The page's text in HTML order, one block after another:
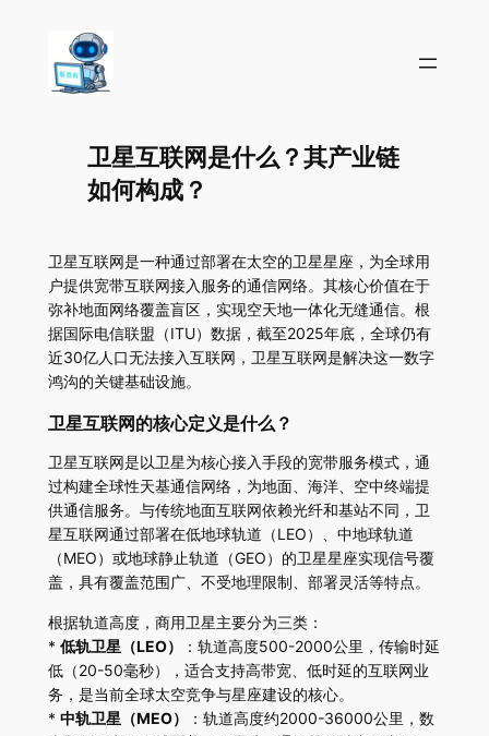
卫星互联网是什么？其产业链
如何构成？
卫星互联网是一种通过部署在太空的卫星星座，为全球用
户提供宽带互联网接入服务的通信网络。其核心价值在于
弥补地面网络覆盖盲区，实现空天地一体化无缝通信。根
据国际电信联盟（ITU）数据，截至2025年底，全球仍有
近30亿人口无法接入互联网，卫星互联网是解决这一数字
鸿沟的关键基础设施。
卫星互联网的核心定义是什么？
卫星互联网是以卫星为核心接入手段的宽带服务模式，通
过构建全球性天基通信网络，为地面、海洋、空中终端提
供通信服务。与传统地面互联网依赖光纤和基站不同，卫
星互联网通过部署在低地球轨道（LEO）、中地球轨道
（MEO）或地球静止轨道（GEO）的卫星星座实现信号覆
盖，具有覆盖范围广、不受地理限制、部署灵活等特点。
根据轨道高度，商用卫星主要分为三类：
* 低轨卫星（LEO）
：轨道高度500-2000公里，传输时延
低（20-50毫秒），适合支持高带宽、低时延的互联网业
务，是当前全球太空竞争与星座建设的核心。
* 中轨卫星（MEO）
：轨道高度约2000-36000公里，数